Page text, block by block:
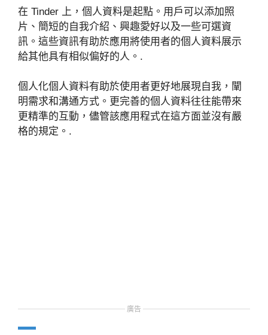
在 Tinder 上，個人資料是起點。用戶可以添加照
片、簡短的自我介紹、興趣愛好以及一些可選資
訊。這些資訊有助於應用將使用者的個人資料展示
給其他具有相似偏好的人。.
個人化個人資料有助於使用者更好地展現自我，闡
明需求和溝通方式。更完善的個人資料往往能帶來
更精準的互動，儘管該應用程式在這方面並沒有嚴
格的規定。.
廣告